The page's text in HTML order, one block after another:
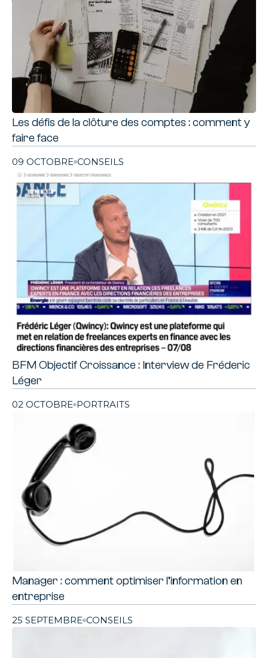
Les défis de la clôture des comptes : comment y
faire face
09 OCTOBRE CONSEILS
BFM Objectif Croissance : Interview de Fréderic
Léger
02 OCTOBRE PORTRAITS
Manager : comment optimiser l’information en
entreprise
25 SEPTEMBRE CONSEILS